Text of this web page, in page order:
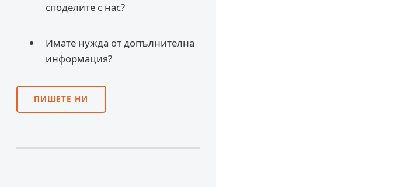
споделите с нас?
Имате нужда от допълнителна
информация?
ПИШЕТЕ НИ